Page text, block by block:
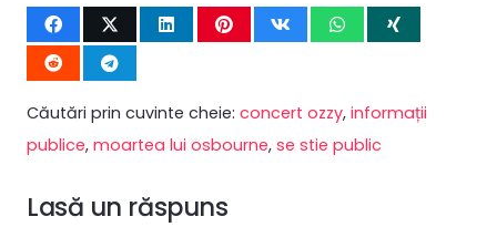
Căutări prin cuvinte cheie: concert ozzy, informații
publice, moartea lui osbourne, se stie public
Lasă un răspuns